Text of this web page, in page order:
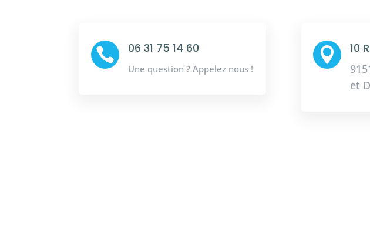
 06 31 75 14 60
Une question ? Appelez nous !
 10
et